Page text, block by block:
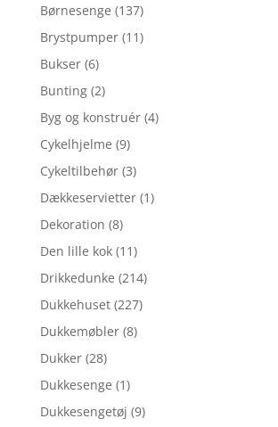
Børnesenge (137)
Brystpumper (11)
Bukser (6)
Bunting (2)
Byg og konstruér (4)
Cykelhjelme (9)
Cykeltilbehør (3)
Dækkeservietter (1)
Dekoration (8)
Den lille kok (11)
Drikkedunke (214)
Dukkehuset (227)
Dukkemøbler (8)
Dukker (28)
Dukkesenge (1)
Dukkesengetøj (9)